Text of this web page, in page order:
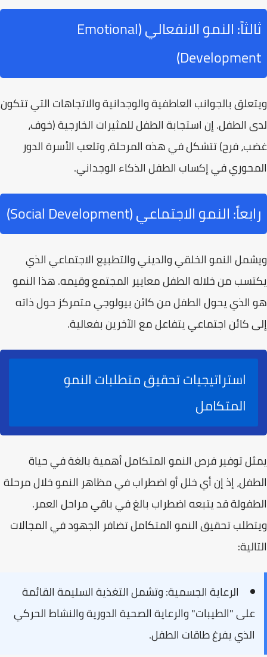
ثالثاً: النمو الانفعالي (Emotional
Development)
ويتعلق بالجوانب العاطفية والوجدانية والاتجاهات التي تتكون
لدى الطفل. إن استجابة الطفل للمثيرات الخارجية (خوف،
غضب، فرح) تتشكل في هذه المرحلة، وتلعب الأسرة الدور
المحوري في إكساب الطفلالذكاء الوجداني.
رابعاً: النمو الاجتماعي (Social Development)
ويشمل النمو الخلقي والديني والتطبيع الاجتماعي الذي
يكتسب من خلاله الطفل معايير المجتمع وقيمه. هذا النمو
هو الذي يحول الطفل من كائن بيولوجي متمركز حول ذاته
إلى كائن اجتماعي يتفاعل مع الآخرين بفعالية.
استراتيجيات تحقيق متطلبات النمو
المتكامل
يمثل توفير فرص النمو المتكامل أهمية بالغة في حياة
الطفل، إذ إن أي خلل أو اضطراب في مظاهر النمو خلال مرحلة
الطفولة قد يتبعه اضطراب بالغ في باقي مراحل العمر.
ويتطلب تحقيق النمو المتكامل تضافر الجهود في المجالات
التالية:
الرعاية الجسمية:وتشمل التغذية السليمة القائمة
على "الطيبات" والرعاية الصحية الدورية والنشاط الحركي
الذي يفرغ طاقات الطفل.